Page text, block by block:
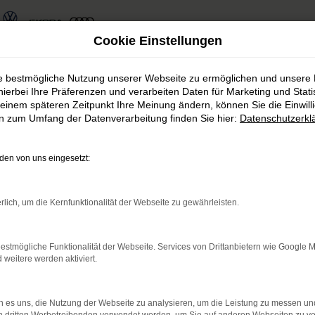
– die preisgünstige
Autohaus Rudolph schauen für Sie genau hin
so sicher, dass Ihr Fahrzeug einwandfrei
junge Gebrauchte, die noch einige Jahre
verfügbar. Stöbern Sie in unserem
als 110 Mitarbeitenden profitieren Sie von
Cookie Einstellungen
bestmögliche Nutzung unserer Webseite zu ermöglichen und unsere
Ihre Präferenzen und verarbeiten Daten für Marketing und
späteren Zeitpunkt Ihre Meinung ändern, können Sie die
zum Umfang der Datenverarbeitung finden Sie hier:
von uns eingesetzt:
um die Kernfunktionalität der Webseite zu gewährleisten.
Funktionalität der Webseite. Services von Drittanbietern wie Google
weitere werden aktiviert.
es uns, die Nutzung der Webseite zu analysieren, um die Leistung zu messen